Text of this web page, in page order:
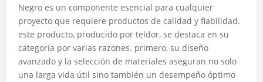
Negro es un componente esencial para cualquier
proyecto que requiere productos de calidad y fiabilidad.
este producto, producido por teldor, se destaca en su
categoría por varias razones. primero, su diseño
avanzado y la selección de materiales aseguran no solo
una larga vida útil sino también un desempeño óptimo